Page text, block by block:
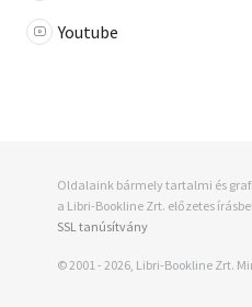
Youtube
Oldalaink bármely tartalmi és
a Libri-Bookline Zrt. előzetes
SSL tanúsítvány
© 2001 - 2026, Libri-Bookline Zrt.